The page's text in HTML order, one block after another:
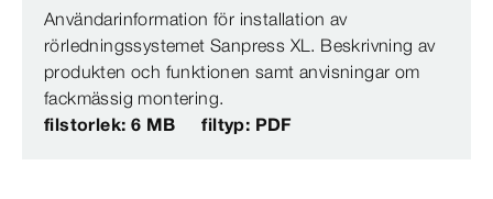
Användarinformation för installation av
rörledningssystemet Sanpress XL. Beskrivning av
produkten och funktionen samt anvisningar om
fackmässig montering.
filstorlek: 6 MB
filtyp: PDF